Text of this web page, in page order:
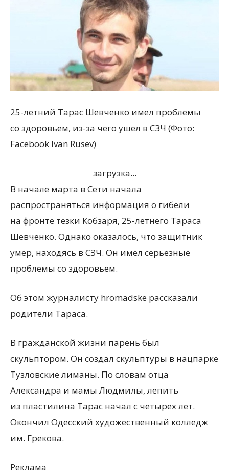
25-летний Тарас Шевченко имел проблемы
со здоровьем, из-за чего ушел в СЗЧ (Фото:
Facebook Ivan Rusev)
загрузка...
В начале марта в Сети начала
распространяться информация о гибели
на фронте тезки Кобзаря, 25-летнего Тараса
Шевченко. Однако оказалось, что защитник
умер, находясь в СЗЧ. Он имел серьезные
проблемы со здоровьем.
Об этом журналисту hromadske рассказали
родители Тараса.
В гражданской жизни парень был
скульптором. Он создал скульптуры в нацпарке
Тузловские лиманы. По словам отца
Александра и мамы Людмилы, лепить
из пластилина Тарас начал с четырех лет.
Окончил Одесский художественный колледж
им. Грекова.
Реклама